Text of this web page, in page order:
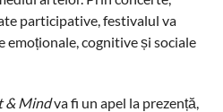
participative, festivalul va
cognitive și sociale
& Mindva fi un apel la prezență,